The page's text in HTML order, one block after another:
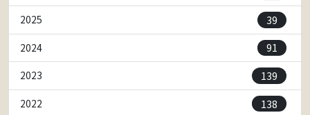
2025 39
2024 91
2023 139
2022 138